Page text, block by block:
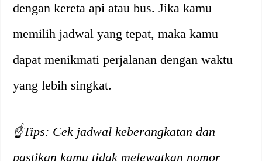
dengan kereta api atau bus. Jika kamu
memilih jadwal yang tepat, maka kamu
dapat menikmati perjalanan dengan waktu
yang lebih singkat.
☝️Tips: Cek jadwal keberangkatan dan
pastikan kamu tidak melewatkan nomor